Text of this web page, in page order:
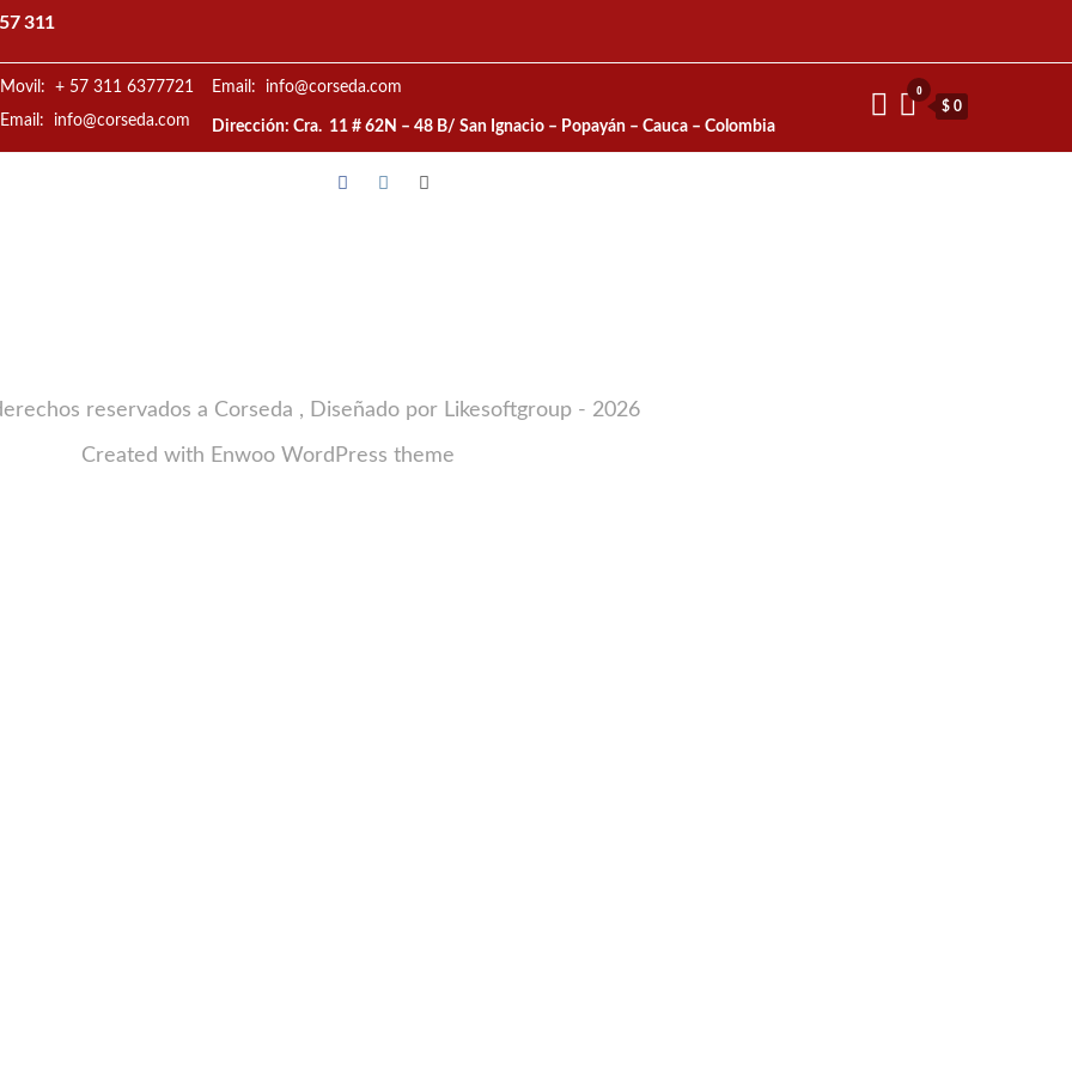
311
Movil: + 57 311 6377721
Email: info@corseda.com
Email: info@corseda.com
Dirección: Cra. 11 # 62N – 48 B/ San Ignacio – Popayán – Cauca – Colombia
0
$ 0
reservados a Corseda , Diseñado por Likesoftgroup - 2026
Created with Enwoo WordPress theme